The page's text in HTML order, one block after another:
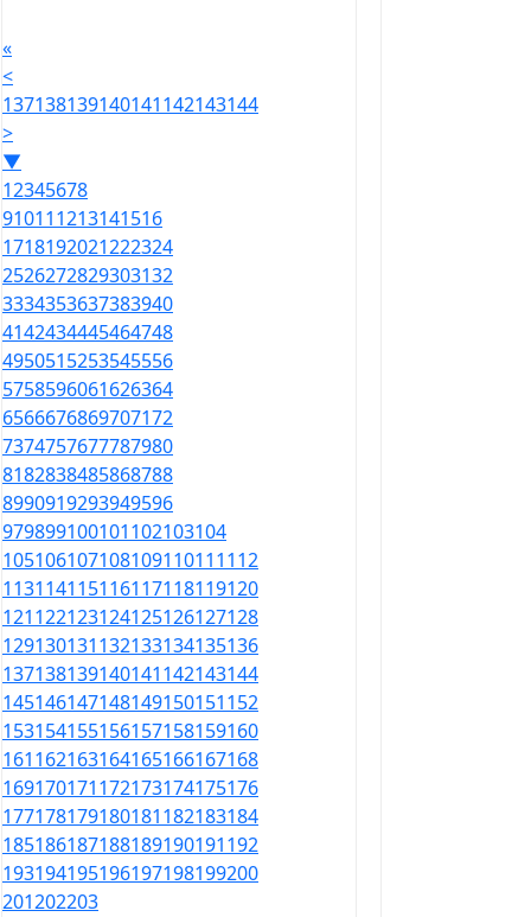
«
<
137138139140141142143144
>
▼
12345678
910111213141516
1718192021222324
2526272829303132
3334353637383940
4142434445464748
4950515253545556
5758596061626364
6566676869707172
7374757677787980
8182838485868788
8990919293949596
979899100101102103104
105106107108109110111112
113114115116117118119120
121122123124125126127128
129130131132133134135136
137138139140141142143144
145146147148149150151152
153154155156157158159160
161162163164165166167168
169170171172173174175176
177178179180181182183184
185186187188189190191192
193194195196197198199200
201202203